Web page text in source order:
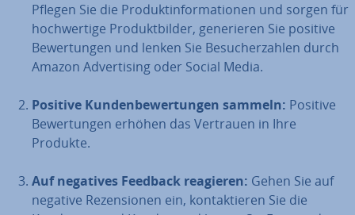
Pflegen Sie die Pro­dukt­in­for­ma­tio­nen und sorgen für
hoch­wer­ti­ge Pro­dukt­bil­der, ge­ne­rie­ren Sie positive
Be­wer­tun­gen und lenken Sie Be­su­cher­zah­len durch
Amazon Ad­ver­ti­sing oder Social Media.
Positive Kun­den­be­wer­tun­gen sammeln: Positive
Be­wer­tun­gen erhöhen das Vertrauen in Ihre
Produkte.
Auf negatives Feedback reagieren: Gehen Sie auf
negative Re­zen­sio­nen ein, kon­tak­tie­ren Sie die